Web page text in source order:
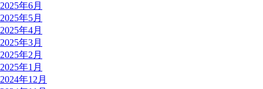
2025年6月
2025年5月
2025年4月
2025年3月
2025年2月
2025年1月
2024年12月